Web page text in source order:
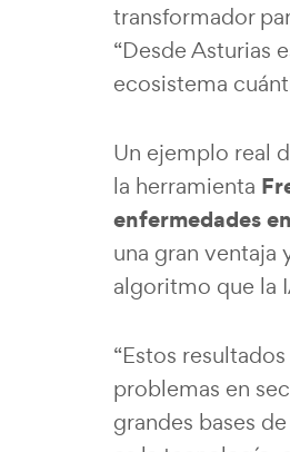
transformador
“Desde Asturias
ecosistema
Un ejemplo real
la herramienta
enfermedades
una gran ventaja
algoritmo que la
“Estos
problemas en
grandes bases